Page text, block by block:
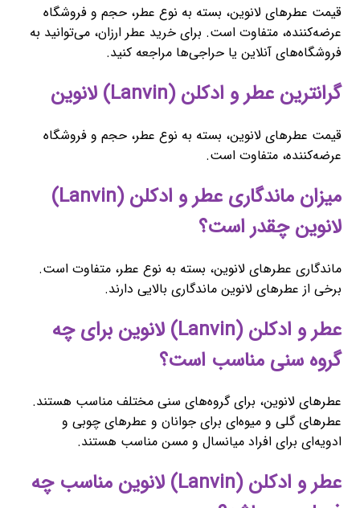
قیمت عطرهای لانوین، بسته به نوع عطر، حجم و فروشگاه
عرضه‌کننده، متفاوت است. برای خرید عطر ارزان، می‌توانید به
فروشگاه‌های آنلاین یا حراجی‌ها مراجعه کنید.
گرانترین عطر و ادکلن (Lanvin) لانوین
قیمت عطرهای لانوین، بسته به نوع عطر، حجم و فروشگاه
عرضه‌کننده، متفاوت است.
میزان ماندگاری عطر و ادکلن (Lanvin)
لانوین چقدر است؟
ماندگاری عطرهای لانوین، بسته به نوع عطر، متفاوت است.
برخی از عطرهای لانوین ماندگاری بالایی دارند.
عطر و ادکلن (Lanvin) لانوین برای چه
گروه سنی مناسب است؟
عطرهای لانوین، برای گروه‌های سنی مختلف مناسب هستند.
عطرهای گلی و میوه‌ای برای جوانان و عطرهای چوبی و
ادویه‌ای برای افراد میانسال و مسن مناسب هستند.
عطر و ادکلن (Lanvin) لانوین مناسب چه